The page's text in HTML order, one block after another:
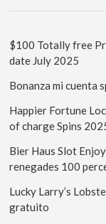
$100 Totally free
date July 2025
Bonanza mi cuenta
Happier Fortune
of charge Spins
Bier Haus Slot
renegades 100
Lucky Larry’s
gratuito